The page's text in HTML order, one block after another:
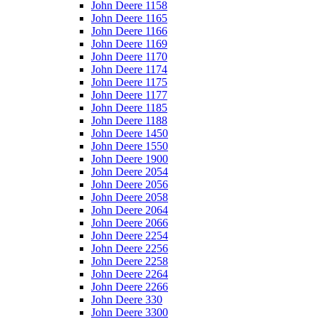
John Deere 1158
John Deere 1165
John Deere 1166
John Deere 1169
John Deere 1170
John Deere 1174
John Deere 1175
John Deere 1177
John Deere 1185
John Deere 1188
John Deere 1450
John Deere 1550
John Deere 1900
John Deere 2054
John Deere 2056
John Deere 2058
John Deere 2064
John Deere 2066
John Deere 2254
John Deere 2256
John Deere 2258
John Deere 2264
John Deere 2266
John Deere 330
John Deere 3300